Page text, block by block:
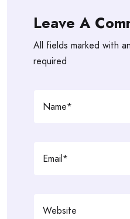
Leave A
All fields marked with
required